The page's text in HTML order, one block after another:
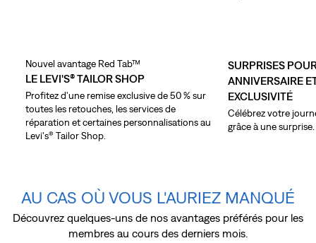
Nouvel avantage Red Tab™
LE LEVI'S® TAILOR SHOP
Profitez d'une remise exclusive de 50 % sur
toutes les retouches, les services de
réparation et certaines personnalisations au
Levi's® Tailor Shop.
SURPRISES
ANNIVERSAIRE
EXCLUSIVITÉ
Célébrez votre
grâce à une surprise.
AU CAS OÙ VOUS L'AURIEZ MANQUÉ
Découvrez quelques-uns de nos avantages préférés pour les
membres au cours des derniers mois.